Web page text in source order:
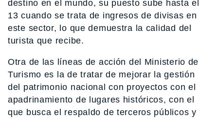
destino en el mundo, su puesto sube hasta el
13 cuando se trata de ingresos de divisas en
este sector, lo que demuestra la calidad del
turista que recibe.
Otra de las líneas de acción del Ministerio de
Turismo es la de tratar de mejorar la gestión
del patrimonio nacional con proyectos con el
apadrinamiento de lugares históricos, con el
que busca el respaldo de terceros públicos y